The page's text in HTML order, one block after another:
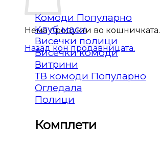
Нема продукти во кошничката.
Назад кон продавницата.
Комоди
Клуб маси
Висечки полици
Висечки комоди
Витрини
ТВ комоди
Огледала
Полици
Комплети